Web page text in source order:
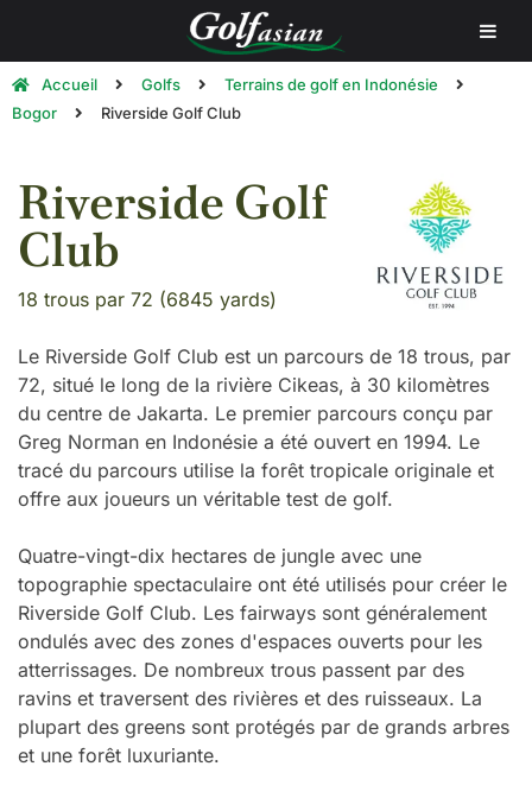
Accueil Golfs
Terrains de golf en Indonésie
Bogor
Riverside Golf Club
Riverside Golf
Club
18 trous par 72 (6845 yards)
Le Riverside Golf Club est un parcours de 18 trous, par
72, situé le long de la rivière Cikeas, à 30 kilomètres
du centre de Jakarta. Le premier parcours conçu par
Greg Norman en Indonésie a été ouvert en 1994. Le
tracé du parcours utilise la forêt tropicale originale et
offre aux joueurs un véritable test de golf.
Quatre-vingt-dix hectares de jungle avec une
topographie spectaculaire ont été utilisés pour créer le
Riverside Golf Club. Les fairways sont généralement
ondulés avec des zones d'espaces ouverts pour les
atterrissages. De nombreux trous passent par des
ravins et traversent des rivières et des ruisseaux. La
plupart des greens sont protégés par de grands arbres
et une forêt luxuriante.